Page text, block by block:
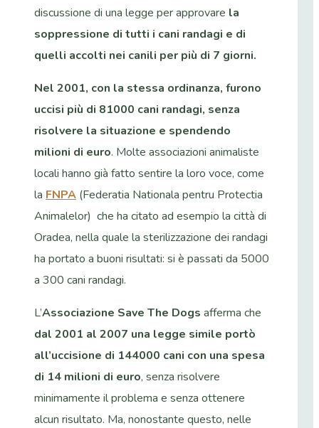
discussione di una legge per approvare la
soppressione di tutti i cani randagi e di
quelli accolti nei canili per più di 7 giorni.
Nel 2001, con la stessa ordinanza, furono
uccisi più di 81000 cani randagi, senza
risolvere la situazione e spendendo
milioni di euro. Molte associazioni animaliste
locali hanno già fatto sentire la loro voce, come
la FNPA (Federatia Nationala pentru Protectia
Animalelor) che ha citato ad esempio la città di
Oradea, nella quale la sterilizzazione dei randagi
ha portato a buoni risultati: si è passati da 5000
a 300 cani randagi.
L’Associazione Save The Dogs afferma che
dal 2001 al 2007 una legge simile portò
all’uccisione di 144000 cani con una spesa
di 14 milioni di euro, senza risolvere
minimamente il problema e senza ottenere
alcun risultato. Ma, nonostante questo, nelle